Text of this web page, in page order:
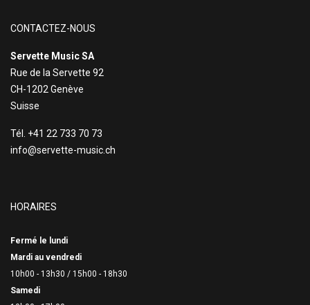
CONTACTEZ-NOUS
Servette Music SA
Rue de la Servette 92
CH-1202 Genève
Suisse
Tél. +41 22 733 70 73
info@servette-music.ch
HORAIRES
Fermé le lundi
Mardi au vendredi
10h00 - 13h30 / 15h00 - 18h30
Samedi